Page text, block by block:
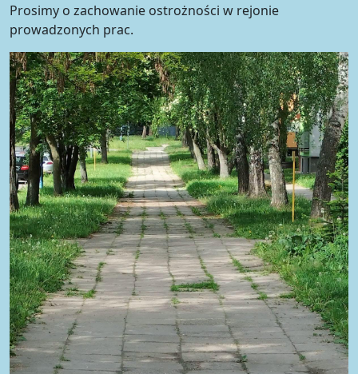
Prosimy o zachowanie ostrożności w rejonie
prowadzonych prac.